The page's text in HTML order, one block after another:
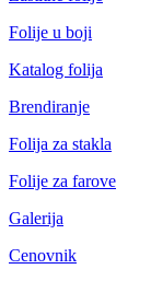
Folije u boji
Katalog folija
Brendiranje
Folija za stakla
Folije za farove
Galerija
Cenovnik